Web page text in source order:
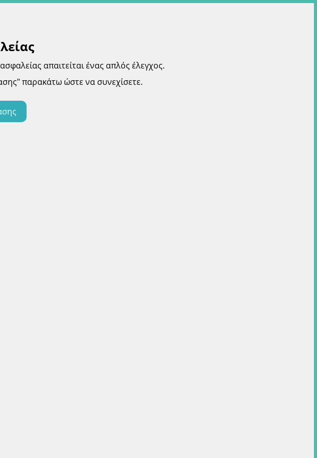
απαιτείται ένας απλός έλεγχος.
παρακάτω ώστε να συνεχίσετε.